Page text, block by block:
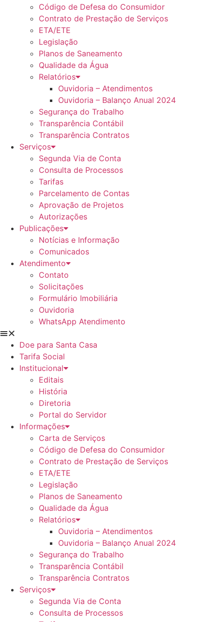
Código de Defesa do Consumidor
Contrato de Prestação de Serviços
ETA/ETE
Legislação
Planos de Saneamento
Qualidade da Água
Relatórios
Ouvidoria – Atendimentos
Ouvidoria – Balanço Anual 2024
Segurança do Trabalho
Transparência Contábil
Transparência Contratos
Serviços
Segunda Via de Conta
Consulta de Processos
Tarifas
Parcelamento de Contas
Aprovação de Projetos
Autorizações
Publicações
Notícias e Informação
Comunicados
Atendimento
Contato
Solicitações
Formulário Imobiliária
Ouvidoria
WhatsApp Atendimento
Doe para Santa Casa
Tarifa Social
Institucional
Editais
História
Diretoria
Portal do Servidor
Informações
Carta de Serviços
Código de Defesa do Consumidor
Contrato de Prestação de Serviços
ETA/ETE
Legislação
Planos de Saneamento
Qualidade da Água
Relatórios
Ouvidoria – Atendimentos
Ouvidoria – Balanço Anual 2024
Segurança do Trabalho
Transparência Contábil
Transparência Contratos
Serviços
Segunda Via de Conta
Consulta de Processos